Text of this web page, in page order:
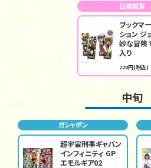
日用雑貨
ブックマ
ション ジ
妙な冒険
入り
220円(税込)
中旬
ガシャポン
超宇宙刑事ギャバン
インフィニティ GP
エモルギア02